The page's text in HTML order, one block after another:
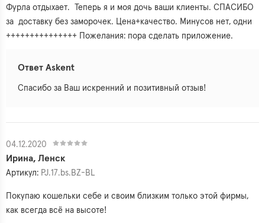
Фурла отдыхает. Теперь я и моя дочь ваши клиенты. СПАСИБО
за доставку без заморочек. Цена+качество. Минусов нет, одни
+++++++++++++++ Пожелания: пора сделать приложение.
Ответ Askent
Спасибо за Ваш искренний и позитивный отзыв!
04.12.2020
Ирина, Ленск
Артикул: PJ.17.bs.BZ-BL
Покупаю кошельки себе и своим близким только этой фирмы,
как всегда всё на высоте!